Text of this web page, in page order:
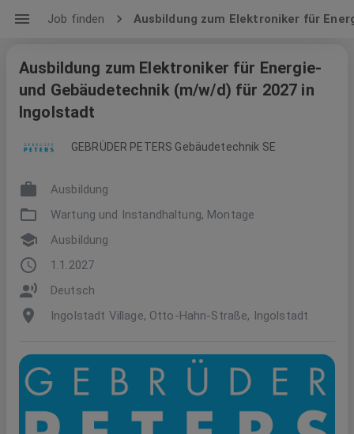
Job finden Ausbildung zum Elektroniker für
Ausbildung zum Elektroniker für Energie-
und Gebäudetechnik (m/w/d) für 2027 in
Ingolstadt
GEBRÜDER PETERS Gebäudetechnik SE
Ausbildung
Wartung und Instandhaltung, Montage
Ausbildung
1.1.2027
Deutsch
Ingolstadt Village, Otto-Hahn-Straße, Ingolstadt